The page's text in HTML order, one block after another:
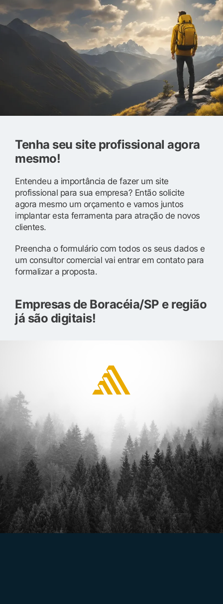
Tenha seu site profissional agora
mesmo!
Entendeu a importância de fazer um site
profissional para sua empresa? Então solicite
agora mesmo um orçamento e vamos juntos
implantar esta ferramenta para atração de novos
clientes.
Preencha o formulário com todos os seus dados e
um consultor comercial vai entrar em contato para
formalizar a proposta.
Empresas de Boracéia/SP e região
já são digitais!